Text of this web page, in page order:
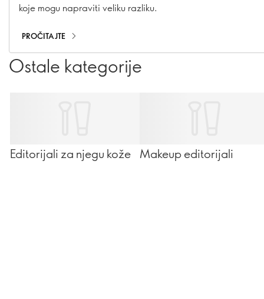
koje mogu napraviti veliku razliku.
PROČITAJTE
Ostale kategorije
Editorijali za njegu kože Makeup editorijali